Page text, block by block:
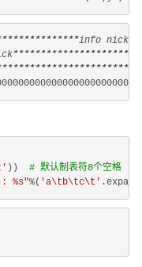
************info nick
********************
************************
)) # 默认制表符8个空格
%s"%( 'a\tb\tc\t'
a